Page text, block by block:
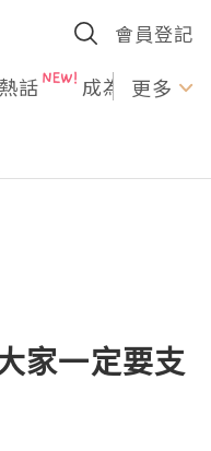
會員登記
話 成為U更多
家一定要支